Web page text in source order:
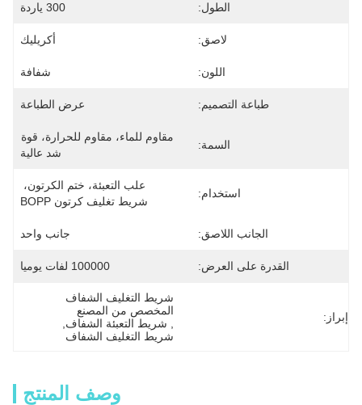
الطول: 300 ياردة
لاصق: أكريليك
اللون: شفافة
طباعة التصميم: عرض الطباعة
السمة:
شد عالية
استخدام:
شريط تغليف كرتون BOPP
الجانب اللاصق: جانب واحد
القدرة على العرض: 100000 لفات يوميا
إبراز:
المخصص من المصنع
شريط التعبئة الشفاف
شريط التغليف الشفاف
وصف المنتج